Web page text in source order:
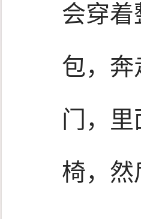
会穿
包，奔
门，
椅，然